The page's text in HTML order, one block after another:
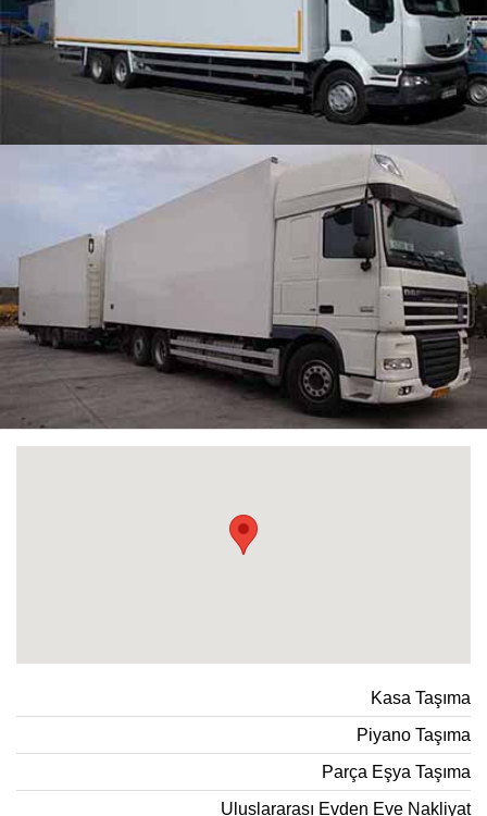
Kasa Taşıma
Piyano Taşıma
Parça Eşya Taşıma
Uluslararası Evden Eve Nakliyat